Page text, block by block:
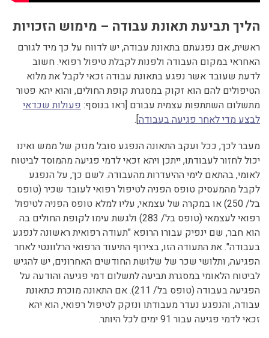
הליך תביעת תאונת עבודה – מימוש הזכויות
ראשית, אם נפגעתם בתאונת עבודה, יש לדווח על כך מיד לגורם
האחראי במקום העבודה ולפנות לקבלת טיפול רפואי. חשוב
לדעת שעובד אשר נפגע בתאונת עבודה זכאי לקבל את מלוא
הטיפולים להם הוא זקוק במסגרת קופת החולים, והוא יהא פטור
מתשלום השתתפות עצמית עבורם [ראו בנוסף:פעולות שכדאי
לבצע מדי לאחר פגיעה בעבודה].
מעבר לכך, ככל ועקב התאונה הנפגע סובל מנזק של ממש ואינו
יכול לחזור לעבודתו, ייתכן ויהא זכאי לדמי פגיעה מהמוסד לביטוח
לאומי, בהתאם לימי ההיעדרות מהעבודה. לשם כך, על הנפגע
לקבל מהמעסיק טופס הפניה לטיפול רפואי לעובד שכיר (טופס
בל/ 250) או במקרה של עצמאי, עליו למלא טופס הפניה לטיפול
רפואי לעצמאי (טופס בל/ 283) ולגשת עימו לקופת החולים בה
הוא חבר, שם ינפיק עבורו הרופא "תעודה רפואית ראשונה לנפגע
בעבודה". את התעודה הזו, בצירוף התיעוד הרפואי הרלוונטי לאחר
הפגיעה, ותלושי שכר של שלושת החודשים האחרונים, יש להגיש
לביטוח הלאומי במסגרת תביעה לתשלום דמי פגיעה והודעה על
הפגיעה בעבודה (טופס בל/ 211). אם התאונה מוכרת כתאונת
עבודה, והנפגע נעדר מעבודתו ונזקק לטיפול רפואי, הוא יהא
זכאי לדמי פגיעה עבור 91 ימים לכל היותר.